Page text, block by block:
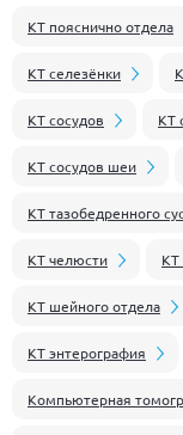
КТ пояснично отдела
КТ селезёнки
КТ сосудов КТ
КТ сосудов шеи
КТ тазобедренного
КТ челюсти КТ
КТ шейного отдела
КТ энтерография
Компьютерная